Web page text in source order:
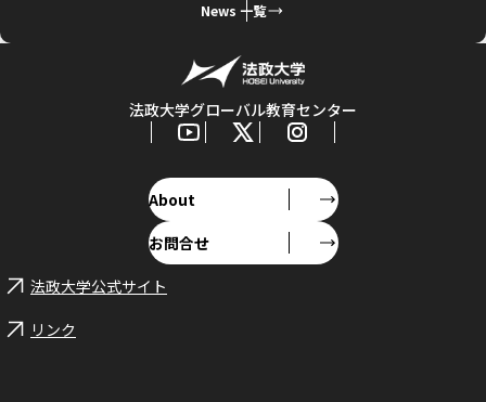
News 一覧
法政大学グローバル教育センター
About
お問合せ
法政大学公式サイト
リンク